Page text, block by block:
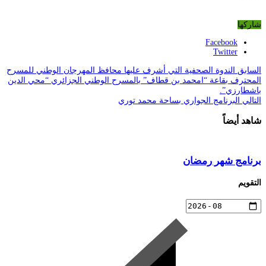
شاركها
Facebook
Twitter
السابق الندوة الصحفية التي أشرف عليها محافظ المهرجان الوطني للمسرح
المحترف بقاعة “امحمد بن قطاف” بالمسرح الوطني الجزائري “محي الدين
باشطارزي”.
التالي البرنامج الجواري بساحة محمد توري
شاهد أيضاً
برنامج شهر رمضان
التقويم